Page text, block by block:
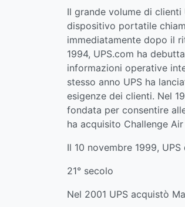
Il grande volume di
dispositivo portatile
immediatamente dopo il
1994, UPS.com ha
informazioni operative
stesso anno UPS ha
esigenze dei clienti. Nel
fondata per consentire
ha acquisito Challenge
Il 10 novembre 1999,
21° secolo
Nel 2001 UPS acquistò